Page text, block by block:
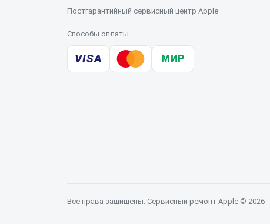
Постгарантийный сервисный центр Apple
Способы оплаты
VISA МИР
Все права защищены. Сервисный ремонт Apple © 2026